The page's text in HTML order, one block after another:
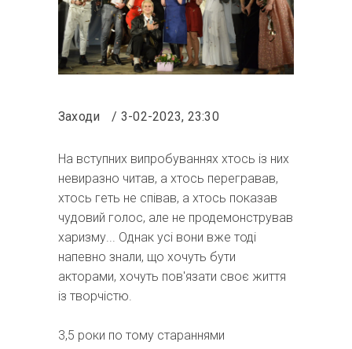
Заходи 3-02-2023, 23:30
На вступних випробуваннях хтось із них
невиразно читав, а хтось перегравав,
хтось геть не співав, а хтось показав
чудовий голос, але не продемонстрував
харизму... Однак усі вони вже тоді
напевно знали, що хочуть бути
акторами, хочуть пов'язати своє життя
із творчістю.
3,5 роки по тому стараннями